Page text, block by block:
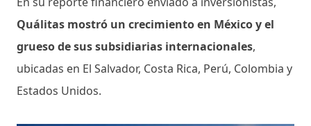
Quálitas mostró un crecimiento en México y el
grueso de sus subsidiarias internacionales,
ubicadas en El Salvador, Costa Rica, Perú, Colombia y
Estados Unidos.